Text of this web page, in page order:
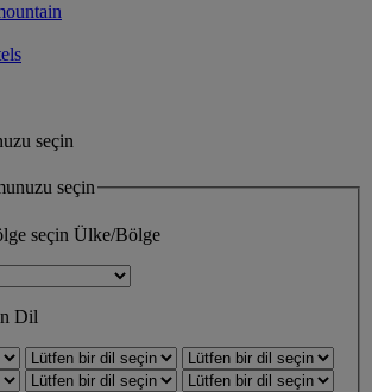
seçin
seçin
seçin Ülke/Bölge
Dil